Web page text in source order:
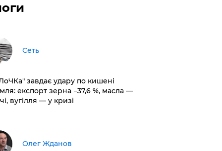
Сеть
завдає удару по кишені
експорт зерна −37,6 %, масла —
вугілля — у кризі
Олег Жданов